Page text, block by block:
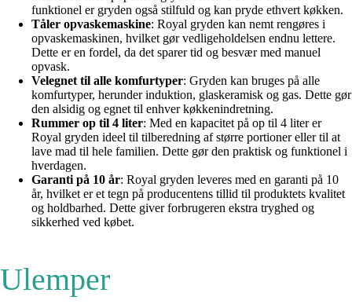
funktionel er gryden også stilfuld og kan pryde ethvert køkken.
Tåler opvaskemaskine: Royal gryden kan nemt rengøres i
opvaskemaskinen, hvilket gør vedligeholdelsen endnu lettere.
Dette er en fordel, da det sparer tid og besvær med manuel
opvask.
Velegnet til alle komfurtyper: Gryden kan bruges på alle
komfurtyper, herunder induktion, glaskeramisk og gas. Dette gør
den alsidig og egnet til enhver køkkenindretning.
Rummer op til 4 liter: Med en kapacitet på op til 4 liter er
Royal gryden ideel til tilberedning af større portioner eller til at
lave mad til hele familien. Dette gør den praktisk og funktionel i
hverdagen.
Garanti på 10 år: Royal gryden leveres med en garanti på 10
år, hvilket er et tegn på producentens tillid til produktets kvalitet
og holdbarhed. Dette giver forbrugeren ekstra tryghed og
sikkerhed ved købet.
Ulemper